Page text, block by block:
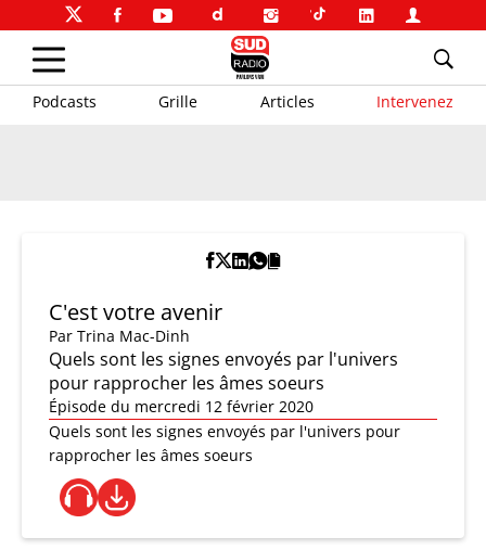
Podcasts Grille Articles Intervenez
C'est votre avenir
Par Trina Mac-Dinh
Quels sont les signes envoyés par l'univers
pour rapprocher les âmes soeurs
Épisode du mercredi 12 février 2020
Quels sont les signes envoyés par l'univers pour
rapprocher les âmes soeurs